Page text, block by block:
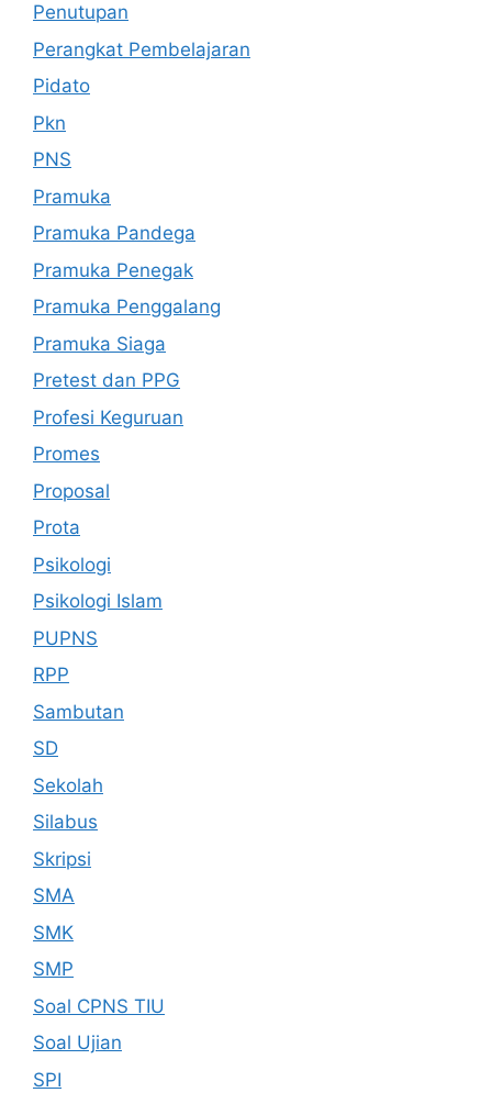
Penutupan
Perangkat Pembelajaran
Pidato
Pkn
PNS
Pramuka
Pramuka Pandega
Pramuka Penegak
Pramuka Penggalang
Pramuka Siaga
Pretest dan PPG
Profesi Keguruan
Promes
Proposal
Prota
Psikologi
Psikologi Islam
PUPNS
RPP
Sambutan
SD
Sekolah
Silabus
Skripsi
SMA
SMK
SMP
Soal CPNS TIU
Soal Ujian
SPI